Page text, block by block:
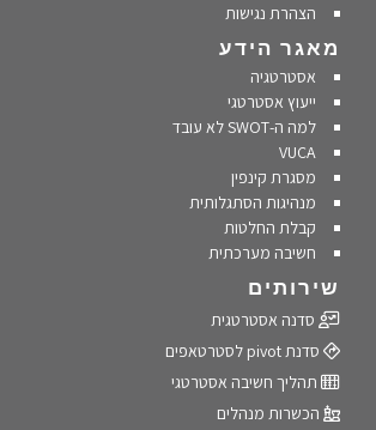
הצהרת נגישות
מאגר הידע
אסטרטגיה
ייעוץ אסטרטגי
למה ה-SWOT לא עובד
VUCA
מסגרת קינפין
מנהיגות הסתגלותית
קבלת החלטות
חשיבה מערכתית
שירותים
סדנה אסטרטגית
סדנת pivot לסטרטאפים
תהליך חשיבה אסטרטגי
הכשרות מנהלים